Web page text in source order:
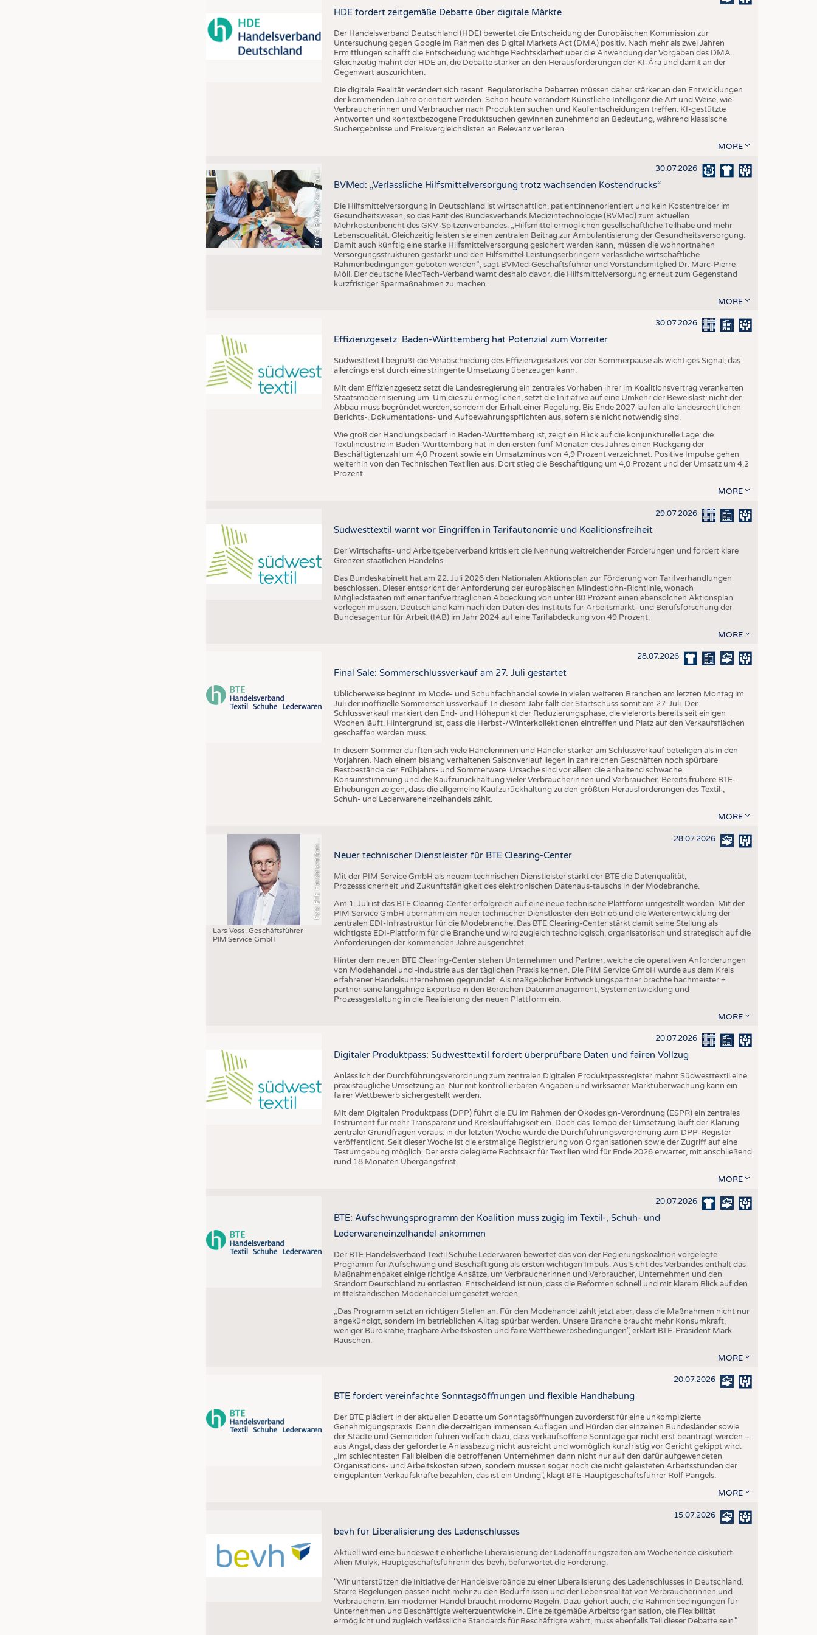
STELLENMARKT
KRÜGER PERSONAL HEADHUNTING AUSSCHREIBUNGEN
DTV AUSSCHREIBUNGSDIENST
TERMINE
BRANCHENTERMINE
HDE fordert zeitgemäße Debatte über digitale Märkte
Der Handelsverband Deutschland (HDE) bewertet die Entscheidung der Europäischen Kommission zur
Untersuchung gegen Google im Rahmen des Digital Markets Act (DMA) positiv. Nach mehr als zwei Jahren
Ermittlungen schafft die Entscheidung wichtige Rechtsklarheit über die Anwendung der Vorgaben des DMA.
Gleichzeitig mahnt der HDE an, die Debatte stärker an den Herausforderungen der KI-Ära und damit an der
Gegenwart auszurichten.
Die digitale Realität verändert sich rasant. Regulatorische Debatten müssen daher stärker an den Entwicklungen
der kommenden Jahre orientiert werden. Schon heute verändert Künstliche Intelligenz die Art und Weise, wie
Verbraucherinnen und Verbraucher nach Produkten suchen und Kaufentscheidungen treffen. KI-gestützte
Antworten und kontextbezogene Produktsuchen gewinnen zunehmend an Bedeutung, während klassische
Suchergebnisse und Preisvergleichslisten an Relevanz verlieren.
MORE
C
r
e
d
i
t
:
B
V
M
e
d
/
K
u
r
t
P
a
u
l
u
s 30.07.2026
BVMed: „Verlässliche Hilfsmittelversorgung trotz wachsenden Kostendrucks“
Die Hilfsmittelversorgung in Deutschland ist wirtschaftlich, patient:innenorientiert und kein Kostentreiber im
Gesundheitswesen, so das Fazit des Bundesverbands Medizintechnologie (BVMed) zum aktuellen
Mehrkostenbericht des GKV-Spitzenverbandes. „Hilfsmittel ermöglichen gesellschaftliche Teilhabe und mehr
Lebensqualität. Gleichzeitig leisten sie einen zentralen Beitrag zur Ambulantisierung der Gesundheitsversorgung.
Damit auch künftig eine starke Hilfsmittelversorgung gesichert werden kann, müssen die wohnortnahen
Versorgungsstrukturen gestärkt und den Hilfsmittel-Leistungserbringern verlässliche wirtschaftliche
Rahmenbedingungen geboten werden“, sagt BVMed-Geschäftsführer und Vorstandsmitglied Dr. Marc-Pierre
Möll. Der deutsche MedTech-Verband warnt deshalb davor, die Hilfsmittelversorgung erneut zum Gegenstand
kurzfristiger Sparmaßnahmen zu machen.
MORE
30.07.2026
Effizienzgesetz: Baden-Württemberg hat Potenzial zum Vorreiter
Südwesttextil begrüßt die Verabschiedung des Effizienzgesetzes vor der Sommerpause als wichtiges Signal, das
allerdings erst durch eine stringente Umsetzung überzeugen kann.
Mit dem Effizienzgesetz setzt die Landesregierung ein zentrales Vorhaben ihrer im Koalitionsvertrag verankerten
Staatsmodernisierung um. Um dies zu ermöglichen, setzt die Initiative auf eine Umkehr der Beweislast: nicht der
Abbau muss begründet werden, sondern der Erhalt einer Regelung. Bis Ende 2027 laufen alle landesrechtlichen
Berichts-, Dokumentations- und Aufbewahrungspflichten aus, sofern sie nicht notwendig sind.
Wie groß der Handlungsbedarf in Baden-Württemberg ist, zeigt ein Blick auf die konjunkturelle Lage: die
Textilindustrie in Baden-Württemberg hat in den ersten fünf Monaten des Jahres einen Rückgang der
Beschäftigtenzahl um 4,0 Prozent sowie ein Umsatzminus von 4,9 Prozent verzeichnet. Positive Impulse gehen
weiterhin von den Technischen Textilien aus. Dort stieg die Beschäftigung um 4,0 Prozent und der Umsatz um 4,2
Prozent.
MORE
29.07.2026
Südwesttextil warnt vor Eingriffen in Tarifautonomie und Koalitionsfreiheit
Der Wirtschafts- und Arbeitgeberverband kritisiert die Nennung weitreichender Forderungen und fordert klare
Grenzen staatlichen Handelns.
Das Bundeskabinett hat am 22. Juli 2026 den Nationalen Aktionsplan zur Förderung von Tarifverhandlungen
beschlossen. Dieser entspricht der Anforderung der europäischen Mindestlohn-Richtlinie, wonach
Mitgliedstaaten mit einer tarifvertraglichen Abdeckung von unter 80 Prozent einen ebensolchen Aktionsplan
vorlegen müssen. Deutschland kam nach den Daten des Instituts für Arbeitsmarkt- und Berufsforschung der
Bundesagentur für Arbeit (IAB) im Jahr 2024 auf eine Tarifabdeckung von 49 Prozent.
MORE
28.07.2026
Final Sale: Sommerschlussverkauf am 27. Juli gestartet
Üblicherweise beginnt im Mode- und Schuhfachhandel sowie in vielen weiteren Branchen am letzten Montag im
Juli der inoffizielle Sommerschlussverkauf. In diesem Jahr fällt der Startschuss somit am 27. Juli. Der
Schlussverkauf markiert den End- und Höhepunkt der Reduzierungsphase, die vielerorts bereits seit einigen
Wochen läuft. Hintergrund ist, dass die Herbst-/Winterkollektionen eintreffen und Platz auf den Verkaufsflächen
geschaffen werden muss.
In diesem Sommer dürften sich viele Händlerinnen und Händler stärker am Schlussverkauf beteiligen als in den
Vorjahren. Nach einem bislang verhaltenen Saisonverlauf liegen in zahlreichen Geschäften noch spürbare
Restbestände der Frühjahrs- und Sommerware. Ursache sind vor allem die anhaltend schwache
Konsumstimmung und die Kaufzurückhaltung vieler Verbraucherinnen und Verbraucher. Bereits frühere BTE-
Erhebungen zeigen, dass die allgemeine Kaufzurückhaltung zu den größten Herausforderungen des Textil-,
Schuh- und Lederwareneinzelhandels zählt.
MORE
o
t
o
B
T
E
H
a
n
d
e
l
s
v
e
r
b
a
n
d
T
e
x
t
i
l
S
c
h
u
h
e
L
e
d
e
r
w
a
r
e
Lars Voss, Geschäftsführer
PIM Service GmbH
28.07.2026
Neuer technischer Dienstleister für BTE Clearing-Center
Mit der PIM Service GmbH als neuem technischen Dienstleister stärkt der BTE die Datenqualität,
Prozesssicherheit und Zukunftsfähigkeit des elektronischen Datenaus-tauschs in der Modebranche.
Am 1. Juli ist das BTE Clearing-Center erfolgreich auf eine neue technische Plattform umgestellt worden. Mit der
PIM Service GmbH übernahm ein neuer technischer Dienstleister den Betrieb und die Weiterentwicklung der
zentralen EDI-Infrastruktur für die Modebranche. Das BTE Clearing-Center stärkt damit seine Stellung als
wichtigste EDI-Plattform für die Branche und wird zugleich technologisch, organisatorisch und strategisch auf die
Anforderungen der kommenden Jahre ausgerichtet.
Hinter dem neuen BTE Clearing-Center stehen Unternehmen und Partner, welche die operativen Anforderungen
von Modehandel und -industrie aus der täglichen Praxis kennen. Die PIM Service GmbH wurde aus dem Kreis
erfahrener Handelsunternehmen gegründet. Als maßgeblicher Entwicklungspartner brachte hachmeister +
partner seine langjährige Expertise in den Bereichen Datenmanagement, Systementwicklung und
Prozessgestaltung in die Realisierung der neuen Plattform ein.
MORE
20.07.2026
Digitaler Produktpass: Südwesttextil fordert überprüfbare Daten und fairen Vollzug
Anlässlich der Durchführungsverordnung zum zentralen Digitalen Produktpassregister mahnt Südwesttextil eine
praxistaugliche Umsetzung an. Nur mit kontrollierbaren Angaben und wirksamer Marktüberwachung kann ein
fairer Wettbewerb sichergestellt werden.
Mit dem Digitalen Produktpass (DPP) führt die EU im Rahmen der Ökodesign-Verordnung (ESPR) ein zentrales
Instrument für mehr Transparenz und Kreislauffähigkeit ein. Doch das Tempo der Umsetzung läuft der Klärung
zentraler Grundfragen voraus: in der letzten Woche wurde die Durchführungsverordnung zum DPP-Register
veröffentlicht. Seit dieser Woche ist die erstmalige Registrierung von Organisationen sowie der Zugriff auf eine
Testumgebung möglich. Der erste delegierte Rechtsakt für Textilien wird für Ende 2026 erwartet, mit anschließend
rund 18 Monaten Übergangsfrist.
MORE
20.07.2026
BTE: Aufschwungsprogramm der Koalition muss zügig im Textil-, Schuh- und
Lederwareneinzelhandel ankommen
Der BTE Handelsverband Textil Schuhe Lederwaren bewertet das von der Regierungskoalition vorgelegte
Programm für Aufschwung und Beschäftigung als ersten wichtigen Impuls. Aus Sicht des Verbandes enthält das
Maßnahmenpaket einige richtige Ansätze, um Verbraucherinnen und Verbraucher, Unternehmen und den
Standort Deutschland zu entlasten. Entscheidend ist nun, dass die Reformen schnell und mit klarem Blick auf den
mittelständischen Modehandel umgesetzt werden.
„Das Programm setzt an richtigen Stellen an. Für den Modehandel zählt jetzt aber, dass die Maßnahmen nicht nur
angekündigt, sondern im betrieblichen Alltag spürbar werden. Unsere Branche braucht mehr Konsumkraft,
weniger Bürokratie, tragbare Arbeitskosten und faire Wettbewerbsbedingungen", erklärt BTE-Präsident Mark
Rauschen.
MORE
20.07.2026
BTE fordert vereinfachte Sonntagsöffnungen und flexible Handhabung
Der BTE plädiert in der aktuellen Debatte um Sonntagsöffnungen zuvorderst für eine unkomplizierte
Genehmigungspraxis. Denn die derzeitigen immensen Auflagen und Hürden der einzelnen Bundesländer sowie
der Städte und Gemeinden führen vielfach dazu, dass verkaufsoffene Sonntage gar nicht erst beantragt werden –
aus Angst, dass der geforderte Anlassbezug nicht ausreicht und womöglich kurzfristig vor Gericht gekippt wird.
„Im schlechtesten Fall bleiben die betroffenen Unternehmen dann nicht nur auf den dafür aufgewendeten
Organisations- und Arbeitskosten sitzen, sondern müssen sogar noch die nicht geleisteten Arbeitsstunden der
eingeplanten Verkaufskräfte bezahlen, das ist ein Unding", klagt BTE-Hauptgeschäftsführer Rolf Pangels.
MORE
15.07.2026
bevh für Liberalisierung des Ladenschlusses
Aktuell wird eine bundesweit einheitliche Liberalisierung der Ladenöffnungszeiten am Wochenende diskutiert.
Alien Mulyk, Hauptgeschäftsführerin des bevh, befürwortet die Forderung.
"Wir unterstützen die Initiative der Handelsverbände zu einer Liberalisierung des Ladenschlusses in Deutschland.
Starre Regelungen passen nicht mehr zu den Bedürfnissen und der Lebensrealität von Verbraucherinnen und
Verbrauchern. Ein moderner Handel braucht moderne Regeln. Dazu gehört auch, die Rahmenbedingungen für
Unternehmen und Beschäftigte weiterzuentwickeln. Eine zeitgemäße Arbeitsorganisation, die Flexibilität
ermöglicht und zugleich verlässliche Standards für Beschäftigte wahrt, muss ebenfalls Teil dieser Debatte sein."